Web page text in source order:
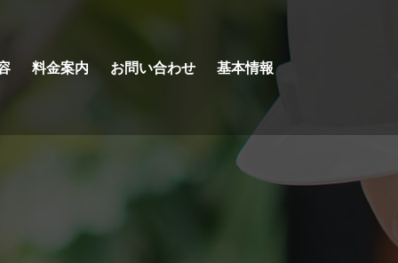
料金案内 お問い合わせ 基本情報